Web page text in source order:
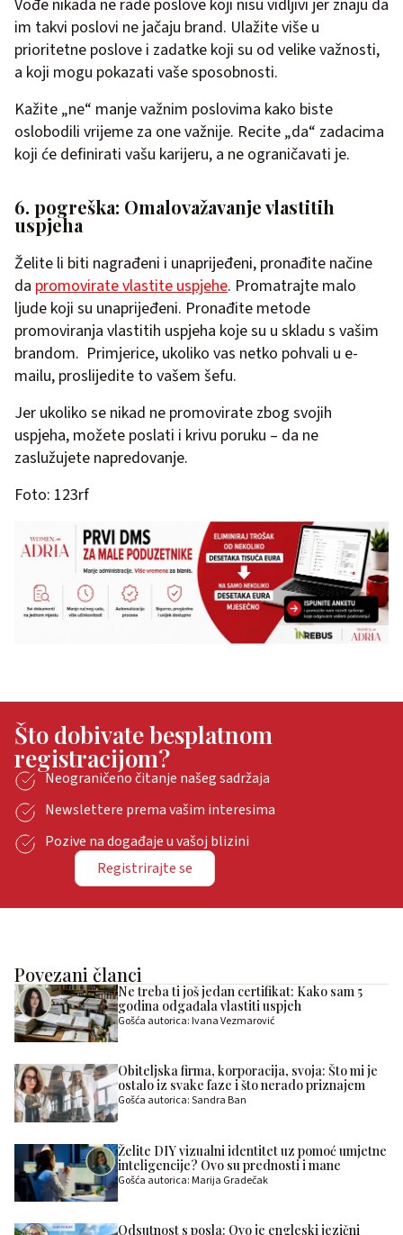
Vođe nikada ne rade poslove koji nisu vidljivi jer znaju da
im takvi poslovi ne jačaju brand. Ulažite više u
prioritetne poslove i zadatke koji su od velike važnosti,
a koji mogu pokazati vaše sposobnosti.
Kažite „ne“ manje važnim poslovima kako biste
oslobodili vrijeme za one važnije. Recite „da“ zadacima
koji će definirati vašu karijeru, a ne ograničavati je.
6. pogreška: Omalovažavanje vlastitih
uspjeha
Želite li biti nagrađeni i unaprijeđeni, pronađite načine
da promovirate vlastite uspjehe. Promatrajte malo
ljude koji su unaprijeđeni. Pronađite metode
promoviranja vlastitih uspjeha koje su u skladu s vašim
brandom. Primjerice, ukoliko vas netko pohvali u e-
mailu, proslijedite to vašem šefu.
Jer ukoliko se nikad ne promovirate zbog svojih
uspjeha, možete poslati i krivu poruku – da ne
zaslužujete napredovanje.
Foto: 123rf
Što dobivate besplatnom
registracijom?
Neograničeno čitanje našeg sadržaja
Newslettere prema vašim interesima
Pozive na događaje u vašoj blizini
Registrirajte se
Povezani članci
Ne treba ti još jedan certifikat: Kako sam 5
godina odgađala vlastiti uspjeh
Gošća autorica: Ivana Vezmarović
Obiteljska firma, korporacija, svoja: Što mi je
ostalo iz svake faze i što nerado priznajem
Gošća autorica: Sandra Ban
Želite DIY vizualni identitet uz pomoć umjetne
inteligencije? Ovo su prednosti i mane
Gošća autorica: Marija Gradečak
Odsutnost s posla: Ovo je engleski jezični